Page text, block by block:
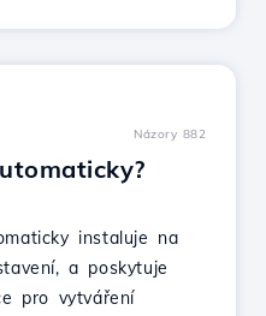
Názory 882
instaluje na
a poskytuje
pro vytváření